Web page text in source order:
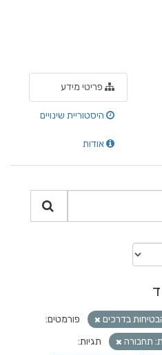
פריטי מידע
היסטוריית שינויים
אודות
בדרכים
פורמטים:
תחבורה
תגיות: